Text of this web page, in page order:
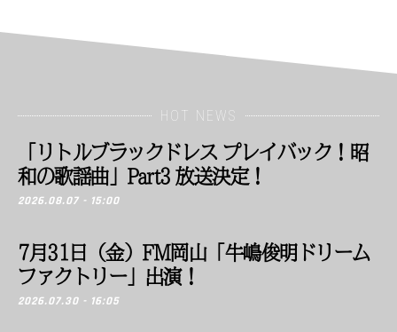
HOT NEWS
「リトルブラックドレス プレイバック！昭
和の歌謡曲」Part3 放送決定！
2026.08.07 - 15:00
7月31日（金）FM岡山「牛嶋俊明ドリーム
ファクトリー」出演！
2026.07.30 - 16:05